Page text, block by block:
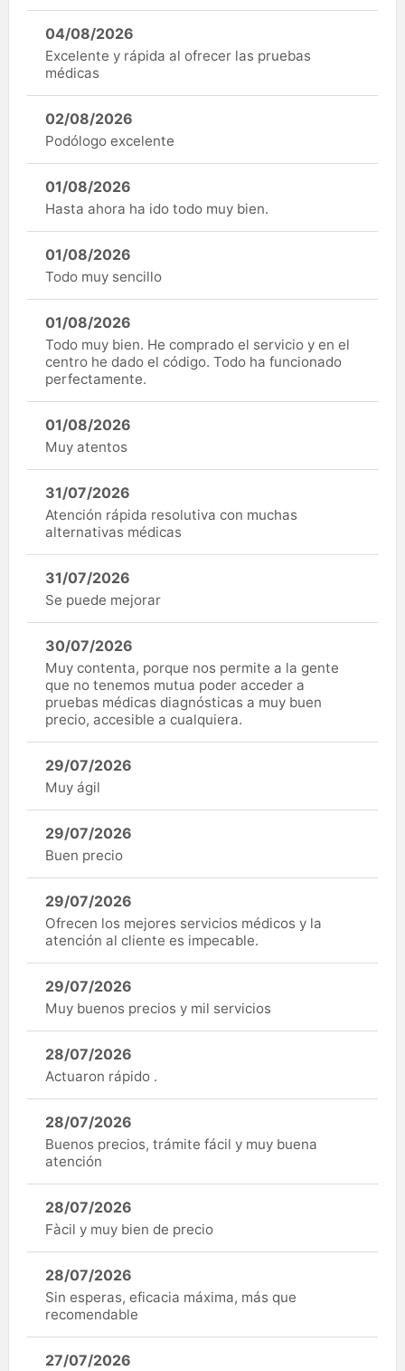
04/08/2026
Excelente y rápida al ofrecer las pruebas
médicas
02/08/2026
Podólogo excelente
01/08/2026
Hasta ahora ha ido todo muy bien.
01/08/2026
Todo muy sencillo
01/08/2026
Todo muy bien. He comprado el servicio y en el
centro he dado el código. Todo ha funcionado
perfectamente.
01/08/2026
Muy atentos
31/07/2026
Atención rápida resolutiva con muchas
alternativas médicas
31/07/2026
Se puede mejorar
30/07/2026
Muy contenta, porque nos permite a la gente
que no tenemos mutua poder acceder a
pruebas médicas diagnósticas a muy buen
precio, accesible a cualquiera.
29/07/2026
Muy ágil
29/07/2026
Buen precio
29/07/2026
Ofrecen los mejores servicios médicos y la
atención al cliente es impecable.
29/07/2026
Muy buenos precios y mil servicios
28/07/2026
Actuaron rápido .
28/07/2026
Buenos precios, trámite fácil y muy buena
atención
28/07/2026
Fàcil y muy bien de precio
28/07/2026
Sin esperas, eficacia máxima, más que
recomendable
27/07/2026